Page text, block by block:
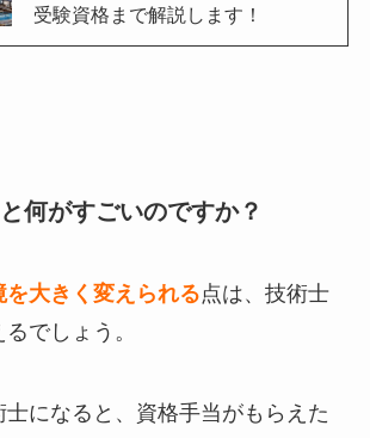
受験資格まで解説します！
何がすごいのですか？
大きく変えられる点は、技術士
でしょう。
になると、資格手当がもらえた